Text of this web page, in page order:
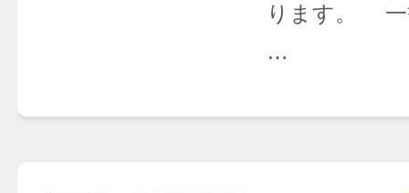
ります。 一
…